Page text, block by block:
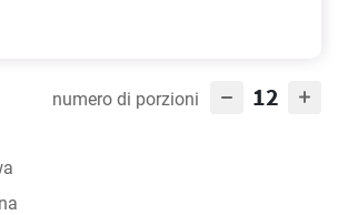
numero di porzioni 12